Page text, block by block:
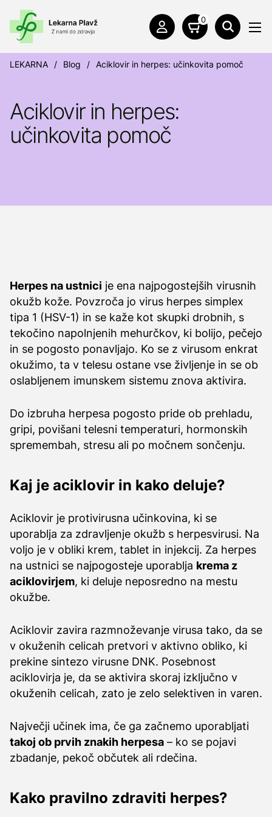
0
LEKARNA / Blog / Aciklovir in herpes: učinkovita pomoč
Aciklovir in herpes:
učinkovita pomoč
Herpes na ustnici je ena najpogostejših virusnih
okužb kože. Povzroča jo virus herpes simplex
tipa 1 (HSV-1) in se kaže kot skupki drobnih, s
tekočino napolnjenih mehurčkov, ki bolijo, pečejo
in se pogosto ponavljajo. Ko se z virusom enkrat
okužimo, ta v telesu ostane vse življenje in se ob
oslabljenem imunskem sistemu znova aktivira.
Do izbruha herpesa pogosto pride ob prehladu,
gripi, povišani telesni temperaturi, hormonskih
spremembah, stresu ali po močnem sončenju.
Kaj je aciklovir in kako deluje?
Aciklovir je protivirusna učinkovina, ki se
uporablja za zdravljenje okužb s herpesvirusi. Na
voljo je v obliki krem, tablet in injekcij. Za herpes
na ustnici se najpogosteje uporablja krema z
aciklovirjem, ki deluje neposredno na mestu
okužbe.
Aciklovir zavira razmnoževanje virusa tako, da se
v okuženih celicah pretvori v aktivno obliko, ki
prekine sintezo virusne DNK. Posebnost
aciklovirja je, da se aktivira skoraj izključno v
okuženih celicah, zato je zelo selektiven in varen.
Največji učinek ima, če ga začnemo uporabljati
takoj ob prvih znakih herpesa – ko se pojavi
zbadanje, pekoč občutek ali rdečina.
Kako pravilno zdraviti herpes?